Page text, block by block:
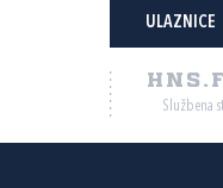
ULAZNICE
Službena